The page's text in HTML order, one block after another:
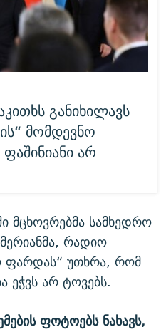
განიხილავს
მომდევნო
არ
მცხოვრებმა სამხედრო
რადიო
ფარდას“ უთხრა, რომ
ეჭვს არ ტოვებს.
ფოტოებს ნახავს,